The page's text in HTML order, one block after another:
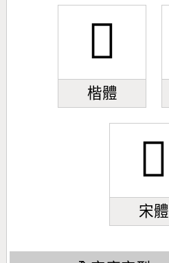
𠘪
楷體
𠘪
宋體